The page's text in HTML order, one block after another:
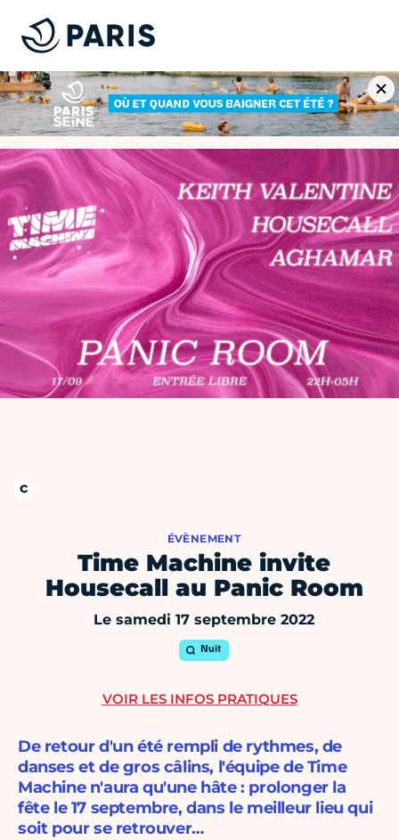
ÉVÈNEMENT
Time Machine invite
Housecall au Panic Room
Le samedi 17 septembre 2022
Nuit
De retour d'un été rempli de rythmes, de
danses et de gros câlins, l'équipe de Time
Machine n'aura qu'une hâte : prolonger la
fête le 17 septembre, dans le meilleur lieu qui
soit pour se retrouver…
VOIR LES INFOS PRATIQUES